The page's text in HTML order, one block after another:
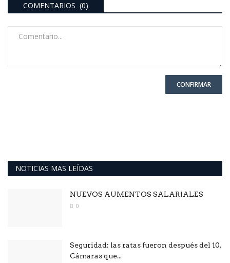
COMENTARIOS (0)
CONFIRMAR
NOTICIAS MAS LEÍDAS
NUEVOS AUMENTOS SALARIALES
0
Seguridad: las ratas fueron después del 10.
Cámaras que...